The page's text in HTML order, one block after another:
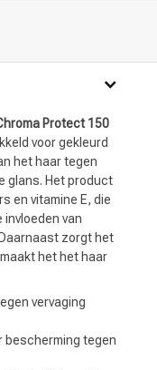
Protect 150
voor gekleurd
het haar tegen
glans. Het product
en vitamine E, die
van
zorgt het
het het haar
vervaging
bescherming tegen